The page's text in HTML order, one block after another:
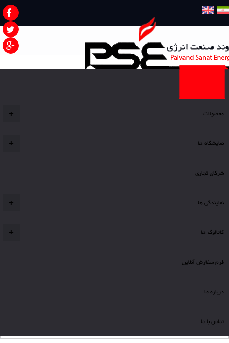
+ محصولات
+ نمایشگاه ها
شرکای تجاری
+ نمایندگی ها
+ کاتالوگ ها
فرم سفارش آنلاین
درباره ما
تماس با ما
دبی